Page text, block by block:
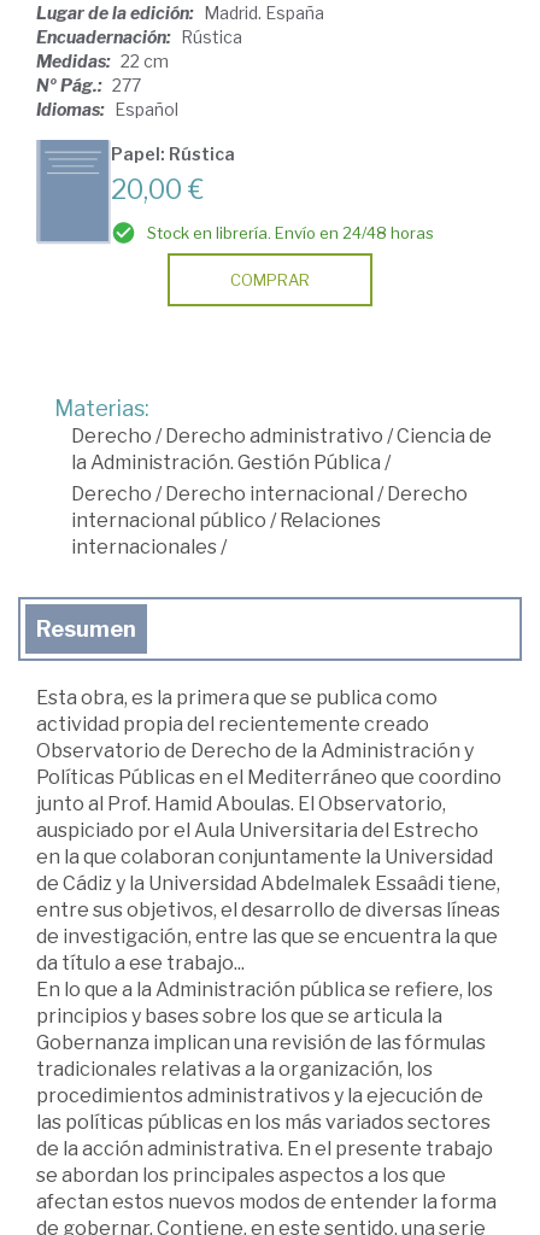
Lugar de la edición: Madrid. España
Encuadernación: Rústica
Medidas: 22 cm
Nº Pág.: 277
Idiomas: Español
Papel: Rústica
20,00 €
Stock en librería. Envío en 24/48 horas
COMPRAR
Materias:
Derecho /Derecho administrativo /Ciencia de
la Administración. Gestión Pública /
Derecho /Derecho internacional /Derecho
internacional público /Relaciones
internacionales /
Resumen
Esta obra, es la primera que se publica como
actividad propia del recientemente creado
Observatorio de Derecho de la Administración y
Políticas Públicas en el Mediterráneo que coordino
junto al Prof. Hamid Aboulas. El Observatorio,
auspiciado por el Aula Universitaria del Estrecho
en la que colaboran conjuntamente la Universidad
de Cádiz y la Universidad Abdelmalek Essaâdi tiene,
entre sus objetivos, el desarrollo de diversas líneas
de investigación, entre las que se encuentra la que
da título a ese trabajo...
En lo que a la Administración pública se refiere, los
principios y bases sobre los que se articula la
Gobernanza implican una revisión de las fórmulas
tradicionales relativas a la organización, los
procedimientos administrativos y la ejecución de
las políticas públicas en los más variados sectores
de la acción administrativa. En el presente trabajo
se abordan los principales aspectos a los que
afectan estos nuevos modos de entender la forma
de gobernar. Contiene, en este sentido, una serie